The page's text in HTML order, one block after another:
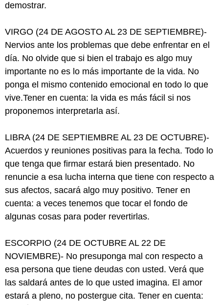
demostrar.
VIRGO (24 DE AGOSTO AL 23 DE SEPTIEMBRE)-
Nervios ante los problemas que debe enfrentar en el
día. No olvide que si bien el trabajo es algo muy
importante no es lo más importante de la vida. No
ponga el mismo contenido emocional en todo lo que
vive.Tener en cuenta: la vida es más fácil si nos
proponemos interpretarla así.
LIBRA (24 DE SEPTIEMBRE AL 23 DE OCTUBRE)-
Acuerdos y reuniones positivas para la fecha. Todo lo
que tenga que firmar estará bien presentado. No
renuncie a esa lucha interna que tiene con respecto a
sus afectos, sacará algo muy positivo. Tener en
cuenta: a veces tenemos que tocar el fondo de
algunas cosas para poder revertirlas.
ESCORPIO (24 DE OCTUBRE AL 22 DE
NOVIEMBRE)- No presuponga mal con respecto a
esa persona que tiene deudas con usted. Verá que
las saldará antes de lo que usted imagina. El amor
estará a pleno, no postergue cita. Tener en cuenta: